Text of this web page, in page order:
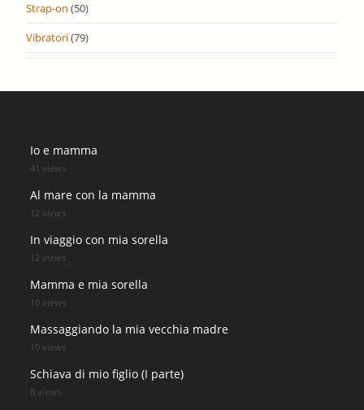
Strap-on (50)
Vibratori(79)
Io e mamma
41 views
Al mare con la mamma
12 views
In viaggio con mia sorella
12 views
Mamma e mia sorella
10 views
Massaggiando la mia vecchia madre
10 views
Schiava di mio figlio (I parte)
8 views